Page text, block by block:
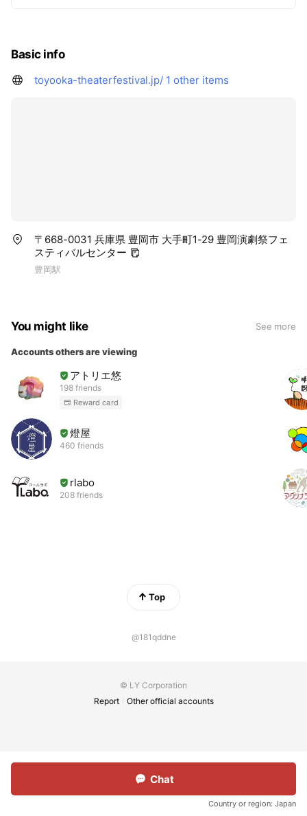
Basic info
toyooka-theaterfestival.jp/ 1 other items
〒668-0031 兵庫県 豊岡市 大手町1-29 豊岡演劇祭フェ
スティバルセンター
豊岡駅
You might like See more
Accounts others are viewing
アトリエ悠
198 friends
Reward card
燈屋
460 friends
rlabo
208 friends
Top
@181qddne
© LY Corporation
Report
Other official accounts
Chat
Country or region: Japan